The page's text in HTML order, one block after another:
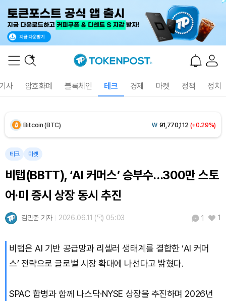
사 암호화폐 블록체인 테크 경제 마켓 정책 정치
Solana (SOL) ₩108,655(+1.26%)
Bitcoin (BTC) ₩ 91,770,112 (+0.29%)
테크 마켓
비탭(BBTT), ‘AI 커머스’ 승부수…300만 스토
어·미 증시 상장 동시 추진
김민준 기자 2026.06.11 (목) 05:03 1 1
비탭은 AI 기반 공급망과 리셀러 생태계를 결합한 ‘AI 커머
스’ 전략으로 글로벌 시장 확대에 나선다고 밝혔다.
SPAC 합병과 함께 나스닥·NYSE 상장을 추진하며 2026년